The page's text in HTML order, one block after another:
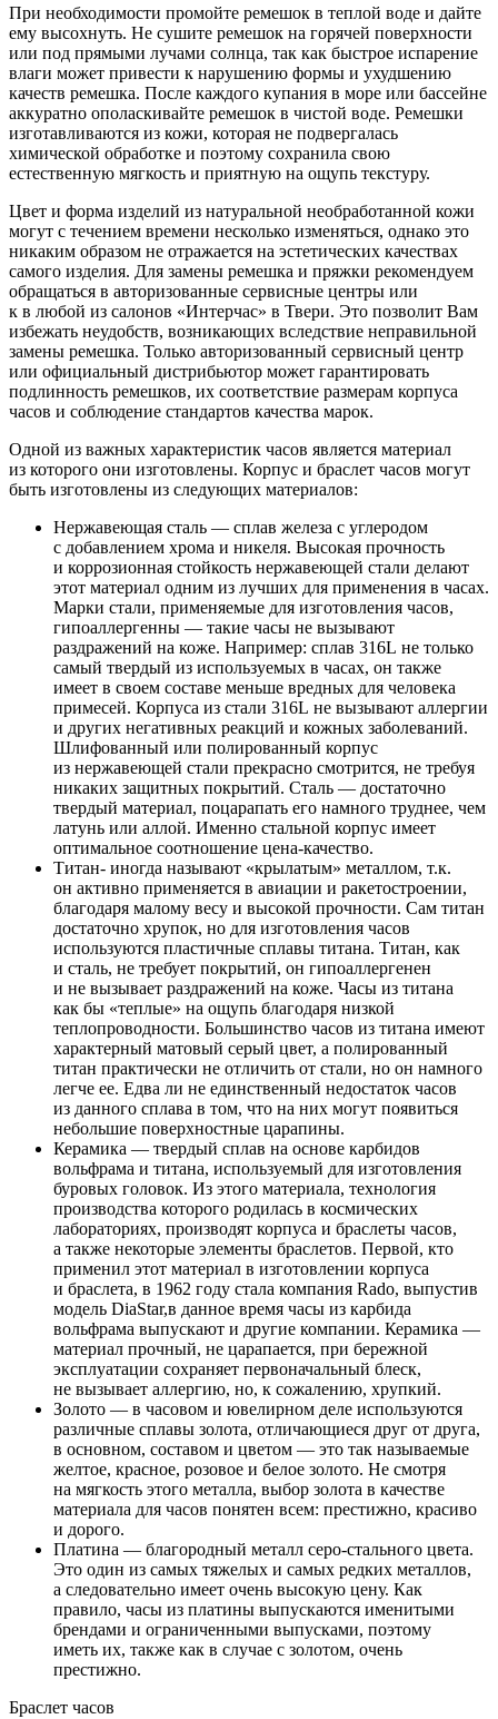
При необходимости промойте ремешок в теплой воде и дайте
ему высохнуть. Не сушите ремешок на горячей поверхности
или под прямыми лучами солнца, так как быстрое испарение
влаги может привести к нарушению формы и ухудшению
качеств ремешка. После каждого купания в море или бассейне
аккуратно ополаскивайте ремешок в чистой воде. Ремешки
изготавливаются из кожи, которая не подвергалась
химической обработке и поэтому сохранила свою
естественную мягкость и приятную на ощупь текстуру.
Цвет и форма изделий из натуральной необработанной кожи
могут с течением времени несколько изменяться, однако это
никаким образом не отражается на эстетических качествах
самого изделия. Для замены ремешка и пряжки рекомендуем
обращаться в авторизованные сервисные центры или
к в любой из салонов «Интерчас» в Твери. Это позволит Вам
избежать неудобств, возникающих вследствие неправильной
замены ремешка. Только авторизованный сервисный центр
или официальный дистрибьютор может гарантировать
подлинность ремешков, их соответствие размерам корпуса
часов и соблюдение стандартов качества марок.
Одной из важных характеристик часов является материал
из которого они изготовлены. Корпус и браслет часов могут
быть изготовлены из следующих материалов:
Нержавеющая сталь — сплав железа с углеродом
с добавлением хрома и никеля. Высокая прочность
и коррозионная стойкость нержавеющей стали делают
этот материал одним из лучших для применения в часах.
Марки стали, применяемые для изготовления часов,
гипоаллергенны — такие часы не вызывают
раздражений на коже. Например: сплав 316L не только
самый твердый из используемых в часах, он также
имеет в своем составе меньше вредных для человека
примесей. Корпуса из стали 316L не вызывают аллергии
и других негативных реакций и кожных заболеваний.
Шлифованный или полированный корпус
из нержавеющей стали прекрасно смотрится, не требуя
никаких защитных покрытий. Сталь — достаточно
твердый материал, поцарапать его намного труднее, чем
латунь или аллой. Именно стальной корпус имеет
оптимальное соотношение цена-качество.
Титан- иногда называют «крылатым» металлом, т.к.
он активно применяется в авиации и ракетостроении,
благодаря малому весу и высокой прочности. Сам титан
достаточно хрупок, но для изготовления часов
используются пластичные сплавы титана. Титан, как
и сталь, не требует покрытий, он гипоаллергенен
и не вызывает раздражений на коже. Часы из титана
как бы «теплые» на ощупь благодаря низкой
теплопроводности. Большинство часов из титана имеют
характерный матовый серый цвет, а полированный
титан практически не отличить от стали, но он намного
легче ее. Едва ли не единственный недостаток часов
из данного сплава в том, что на них могут появиться
небольшие поверхностные царапины.
Керамика — твердый сплав на основе карбидов
вольфрама и титана, используемый для изготовления
буровых головок. Из этого материала, технология
производства которого родилась в космических
лабораториях, производят корпуса и браслеты часов,
а также некоторые элементы браслетов. Первой, кто
применил этот материал в изготовлении корпуса
и браслета, в 1962 году стала компания Rado, выпустив
модель DiaStar,в данное время часы из карбида
вольфрама выпускают и другие компании. Керамика —
материал прочный, не царапается, при бережной
эксплуатации сохраняет первоначальный блеск,
не вызывает аллергию, но, к сожалению, хрупкий.
Золото — в часовом и ювелирном деле используются
различные сплавы золота, отличающиеся друг от друга,
в основном, составом и цветом — это так называемые
желтое, красное, розовое и белое золото. Не смотря
на мягкость этого металла, выбор золота в качестве
материала для часов понятен всем: престижно, красиво
и дорого.
Платина — благородный металл серо-стального цвета.
Это один из самых тяжелых и самых редких металлов,
а следовательно имеет очень высокую цену. Как
правило, часы из платины выпускаются именитыми
брендами и ограниченными выпусками, поэтому
иметь их, также как в случае с золотом, очень
престижно.
Браслет часов